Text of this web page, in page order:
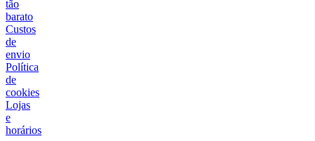
tão
barato
Custos
de
envio
Política
de
cookies
Lojas
e
horários